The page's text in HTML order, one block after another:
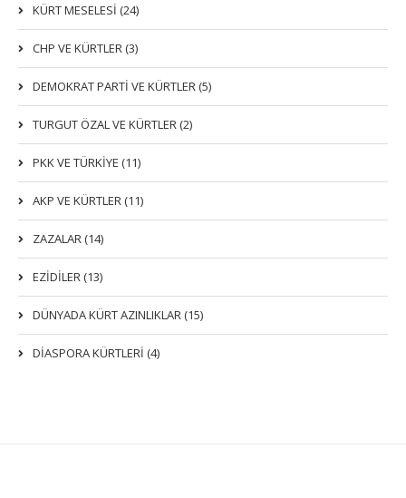
KÜRT MESELESİ (24)
CHP VE KÜRTLER (3)
DEMOKRAT PARTI VE KÜRTLER (5)
TURGUT ÖZAL VE KÜRTLER (2)
PKK VE TÜRKIYE (11)
AKP VE KÜRTLER (11)
ZAZALAR (14)
EZIDILER (13)
DÜNYADA KÜRT AZINLIKLAR (15)
DİASPORA KÜRTLERİ (4)